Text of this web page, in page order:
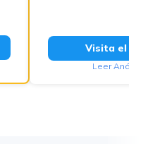
Visita el
Leer